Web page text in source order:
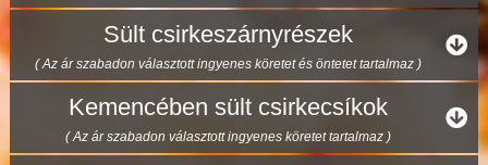
Sült csirkeszárnyrészek
( Az ár szabadon választott ingyenes köretet és öntetet tartalmaz )
Kemencében sült csirkecsíkok
( Az ár szabadon választott ingyenes köretet tartalmaz )